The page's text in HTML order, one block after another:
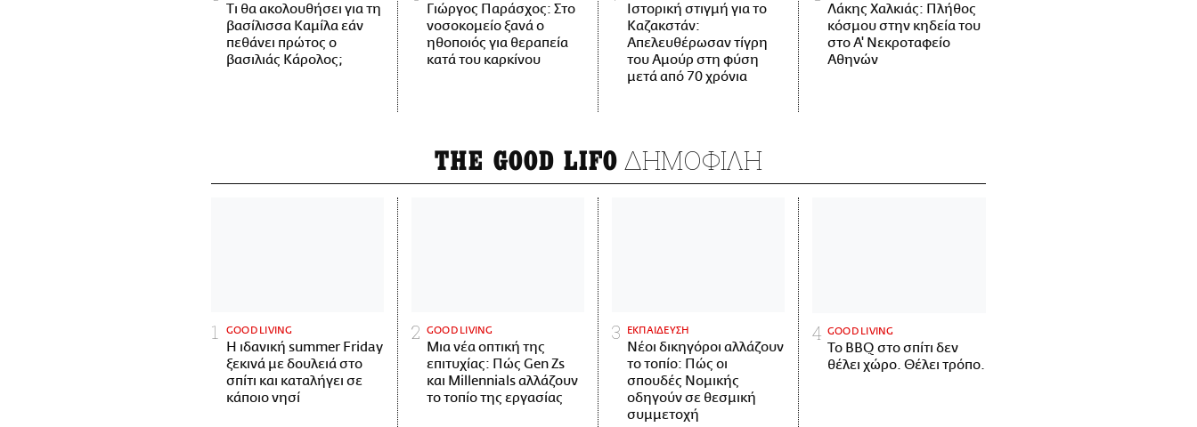
Τι θα ακολουθήσει για τη
βασίλισσα Καμίλα εάν
πεθάνει πρώτος ο
βασιλιάς Κάρολος;
Γιώργος Παράσχος: Στο
νοσοκομείο ξανά ο
ηθοποιός για θεραπεία
κατά του καρκίνου
Ιστορική στιγμή για το
Καζακστάν:
Απελευθέρωσαν τίγρη
του Αμούρ στη φύση
μετά από 70 χρόνια
Λάκης Χαλκιάς: Πλήθος
κόσμου στην κηδεία του
στο Α' Νεκροταφείο
Αθηνών
THE GOOD LIFO ΔΗΜΟΦΙΛΗ
GOOD LIVING
Η ιδανική summer Friday
ξεκινά με δουλειά στο
σπίτι και καταλήγει σε
κάποιο νησί
GOOD LIVING
Μια νέα οπτική της
επιτυχίας: Πώς Gen Zs
και Millennials αλλάζουν
το τοπίο της εργασίας
ΕΚΠΑΙΔΕΥΣΗ
Νέοι δικηγόροι αλλάζουν
το τοπίο: Πώς οι
σπουδές Νομικής
οδηγούν σε θεσμική
συμμετοχή
GOOD LIVING
Το BBQ στο σπίτι δεν
θέλει χώρο. Θέλει τρόπο.